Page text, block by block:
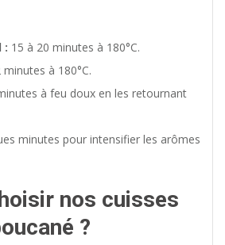
: 15 à 20 minutes à 180°C.
minutes à 180°C.
à feu doux en les retournant
minutes pour intensifier les arômes
nos cuisses
?